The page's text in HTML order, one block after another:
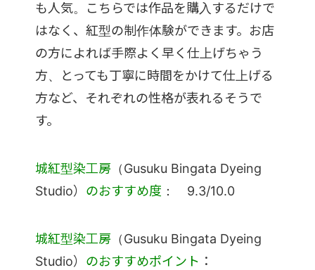
も人気。こちらでは作品を購入するだけで
はなく、紅型の制作体験ができます。お店
の方によれば手際よく早く仕上げちゃう
方、とっても丁寧に時間をかけて仕上げる
方など、それぞれの性格が表れるそうで
す。
城紅型染工房 （Gusuku Bingata Dyeing
Studio） のおすすめ度 ： 9.3/10.0
城紅型染工房 （Gusuku Bingata Dyeing
Studio） のおすすめポイント ：